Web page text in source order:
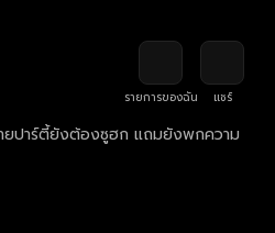
รายการของฉัน
แชร์
ยปาร์ตี้ยังต้องซูฮก แถมยังพกความ